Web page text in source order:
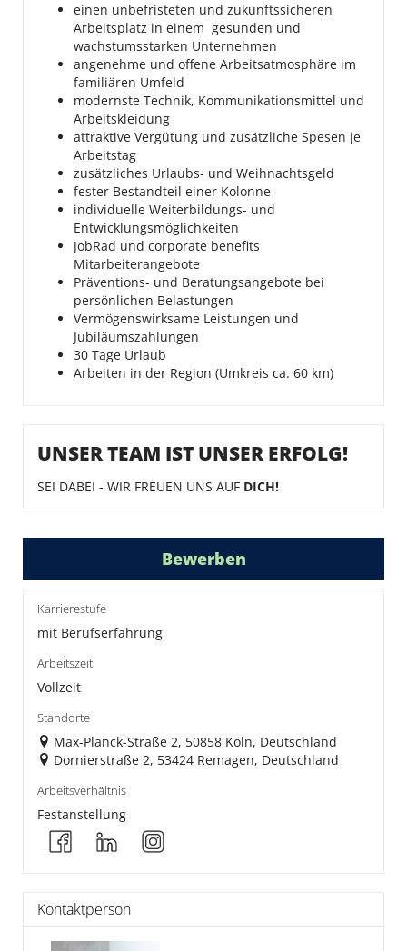
einen unbefristeten und zukunftssicheren
Arbeitsplatz in einem gesunden und
wachstumsstarken Unternehmen
angenehme und offene Arbeitsatmosphäre im
familiären Umfeld
modernste Technik, Kommunikationsmittel und
Arbeitskleidung
attraktive Vergütung und zusätzliche Spesen je
Arbeitstag
zusätzliches Urlaubs- und Weihnachtsgeld
fester Bestandteil einer Kolonne
individuelle Weiterbildungs- und
Entwicklungsmöglichkeiten
JobRad und corporate benefits
Mitarbeiterangebote
Präventions- und Beratungsangebote bei
persönlichen Belastungen
Vermögenswirksame Leistungen und
Jubiläumszahlungen
30 Tage Urlaub
Arbeiten in der Region (Umkreis ca. 60 km)
UNSER TEAM IST UNSER ERFOLG!
SEI DABEI - WIR FREUEN UNS AUF DICH!
Bewerben
Karrierestufe
mit Berufserfahrung
Arbeitszeit
Vollzeit
Standorte
Max-Planck-Straße 2, 50858 Köln, Deutschland
Dornierstraße 2, 53424 Remagen, Deutschland
Arbeitsverhältnis
Festanstellung
Kontaktperson